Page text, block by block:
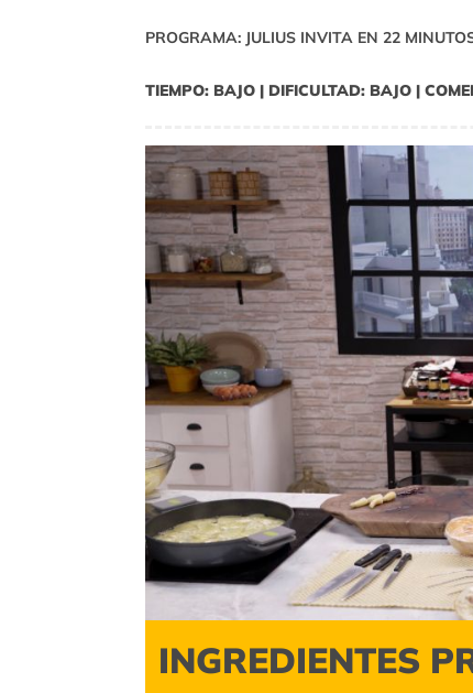
PROGRAMA: JULIUS INVITA EN 22
TIEMPO: BAJO | DIFICULTAD: BAJO |
INGREDIENTES